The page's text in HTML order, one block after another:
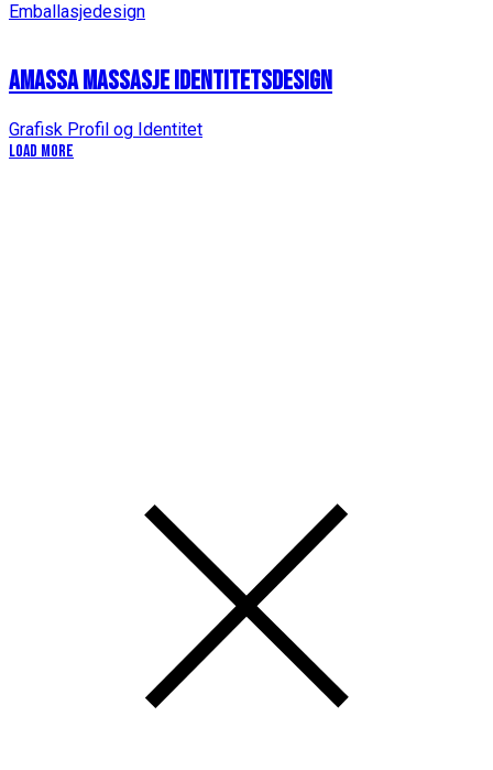
Emballasjedesign
Amassa Massasje Identitetsdesign
Grafisk Profil og Identitet
Load More